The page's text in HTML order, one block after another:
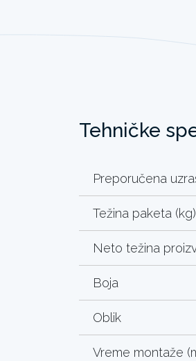
Tehničke
Preporučena
Težina paketa (kg)
Neto težina
Boja
Oblik
Vreme montaže